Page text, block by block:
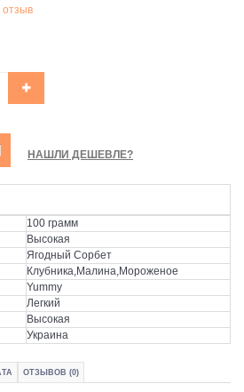
отзыв
НАШЛИ ДЕШЕВЛЕ?
100 грамм
Высокая
Ягодный Сорбет
Клубника,Малина,Мороженое
Yummy
Легкий
Высокая
Украина
ОТЗЫВОВ (0)